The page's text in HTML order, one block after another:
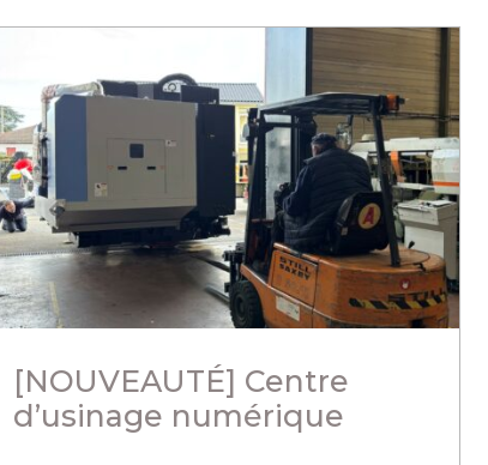
[NOUVEAUTÉ] Centre
d’usinage numérique